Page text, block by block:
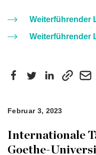
Weiterführender
Weiterführender
Februar 3, 2023
Internationale
Goethe-